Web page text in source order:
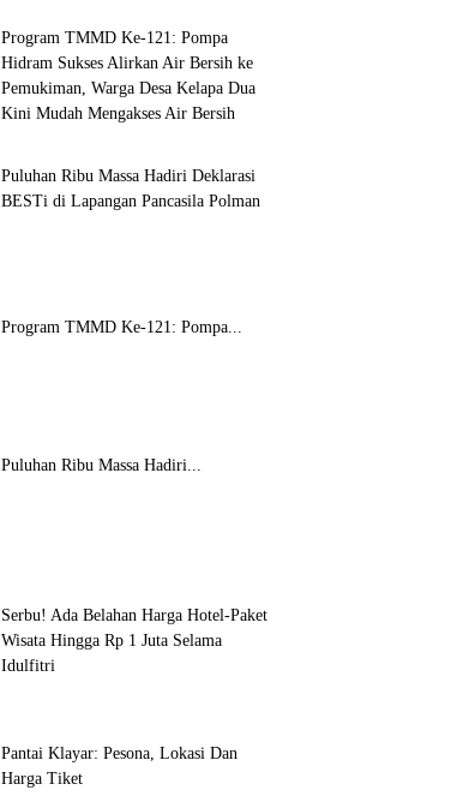
Program TMMD Ke-121: Pompa
Hidram Sukses Alirkan Air Bersih ke
Pemukiman, Warga Desa Kelapa Dua
Kini Mudah Mengakses Air Bersih
Puluhan Ribu Massa Hadiri Deklarasi
BESTi di Lapangan Pancasila Polman
Program TMMD Ke-121: Pompa...
Puluhan Ribu Massa Hadiri...
Serbu! Ada Belahan Harga Hotel-Paket
Wisata Hingga Rp 1 Juta Selama
Idulfitri
Pantai Klayar: Pesona, Lokasi Dan
Harga Tiket